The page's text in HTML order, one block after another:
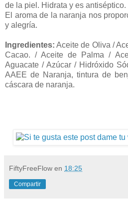
de la piel. Hidrata y es antiséptico.
El aroma de la naranja nos
y alegría.
Ingredientes: Aceite de Oliva /
Cacao. / Aceite de Palma /
Aguacate / Azúcar / Hidróxido
AAEE de Naranja, tintura de
cáscara de naranja.
FiftyFreeFlow en 18:25
Compartir